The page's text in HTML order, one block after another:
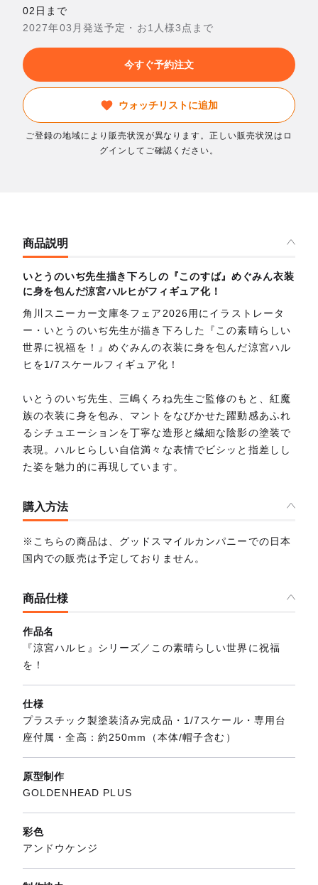
02日まで
2027年03月発送予定・お1人様3点まで
今すぐ予約注文
ウォッチリストに追加
ご登録の地域により販売状況が異なります。正しい販売状況はロ
グインしてご確認ください。
商品説明
いとうのいぢ先生描き下ろしの『このすば』めぐみん衣装
に身を包んだ涼宮ハルヒがフィギュア化！
角川スニーカー文庫冬フェア2026用にイラストレータ
ー・いとうのいぢ先生が描き下ろした『この素晴らしい
世界に祝福を！』めぐみんの衣装に身を包んだ涼宮ハル
ヒを1/7スケールフィギュア化！
いとうのいぢ先生、三嶋くろね先生ご監修のもと、紅魔
族の衣装に身を包み、マントをなびかせた躍動感あふれ
るシチュエーションを丁寧な造形と繊細な陰影の塗装で
表現。ハルヒらしい自信満々な表情でビシッと指差しし
た姿を魅力的に再現しています。
購入方法
※こちらの商品は、グッドスマイルカンパニーでの日本
国内での販売は予定しておりません。
商品仕様
作品名
『涼宮ハルヒ』シリーズ／この素晴らしい世界に祝福
を！
仕様
プラスチック製塗装済み完成品・1/7スケール・専用台
座付属・全高：約250mm（本体/帽子含む）
原型制作
GOLDENHEAD PLUS
彩色
アンドウケンジ